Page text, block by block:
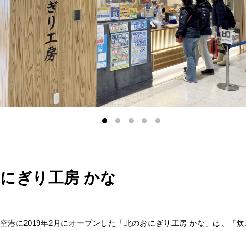
ぎり工房 かな
港に2019年2月にオープンした「北のおにぎり工房 かな」は、『